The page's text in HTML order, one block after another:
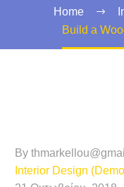
Home
Build a
By
Interior Design